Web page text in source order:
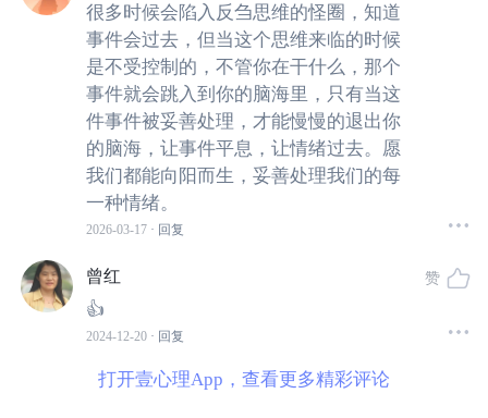
我有一个来访者说自己有强迫思维，我评估后认为是
思维。两者有相似之处，比如想法都是重复的、侵入性
的、无法控制的。但两者的内容不同。
刍思维思考的是事件本身、事件产生的原因以及事
件会带来的不良后果，常常在一个人经历负性生活事
件之后，或者面对压力事件时触
比如，“ 当初如果我不这样做就好了
轨？”
意象和冲动。
很多时候会陷入反刍思维的怪圈，知道
事件会过去，但当这个思维来临的时候
是不受控制的，不管你在干什么，那个
事件就会跳入到你的脑海里，只有当这
件事件被妥善处理，才能慢慢的退出你
的脑海，让事件平息，让情绪过去。愿
我们都能向阳而生，妥善处理我们的每
一种情绪。
2026-03-17 · 回复
曾红
👍
2024-12-20 · 回复
赞
打开壹心理App，查看更多精彩评论